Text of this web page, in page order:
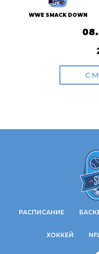
WWE SMACK DOWN
РАСПИСАНИЕ
ХОККЕЙ